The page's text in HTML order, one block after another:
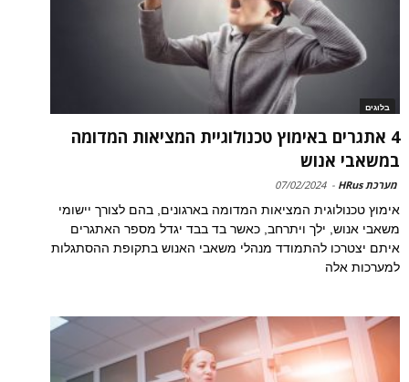
בלוגים
4 אתגרים באימוץ טכנולוגיית המציאות המדומה
במשאבי אנוש
מערכת HRus -
07/02/2024
אימוץ טכנולוגית המציאות המדומה בארגונים, בהם לצורך יישומי
משאבי אנוש, ילך ויתרחב, כאשר בד בבד יגדל מספר האתגרים
איתם יצטרכו להתמודד מנהלי משאבי האנוש בתקופת ההסתגלות
למערכות אלה